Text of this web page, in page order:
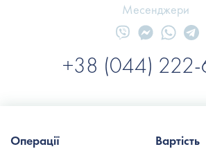
+38 (044) 222-
Месенджери
Вартість
Операції